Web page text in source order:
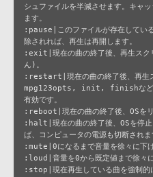
シュファイルを半減させます。キャ
ます。
:pause|このファイルが存在してい
除されれば、再生は再開します。
:exit|現在の曲の終了後、再生スク
ん)。
:restart|現在の曲の終了後、再生
mpg123opts, init, finishなどのフ
有効です。
:reboot|現在の曲の終了後、OSをリ
:halt|現在の曲の終了後、OSを停止
ば、コンピュータの電源も切断されま
:mute|0になるまで音量を徐々に下
:loud|音量を0から既定値まで徐々に
:stop|現在再生している曲を強制的